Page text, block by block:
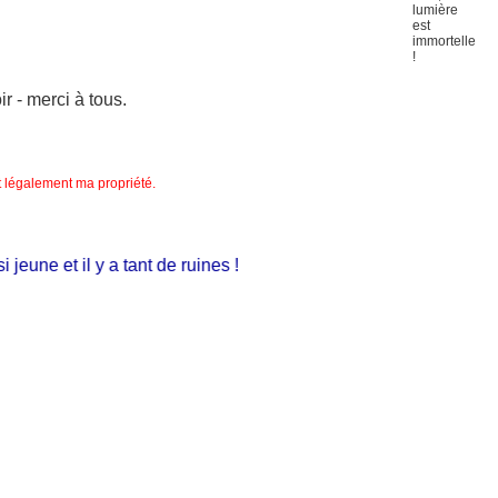
- merci à tous.
légalement ma propriété.
et il y a tant de ruines !